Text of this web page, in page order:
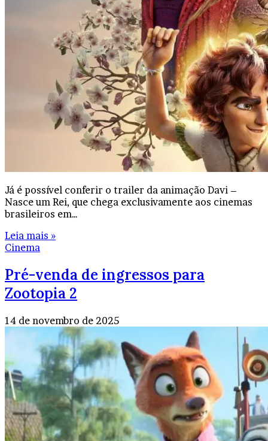
Já é possível conferir o trailer da animação Davi –
Nasce um Rei, que chega exclusivamente aos cinemas
brasileiros em…
Leia mais »
Cinema
Pré-venda de ingressos para
Zootopia 2
14 de novembro de 2025